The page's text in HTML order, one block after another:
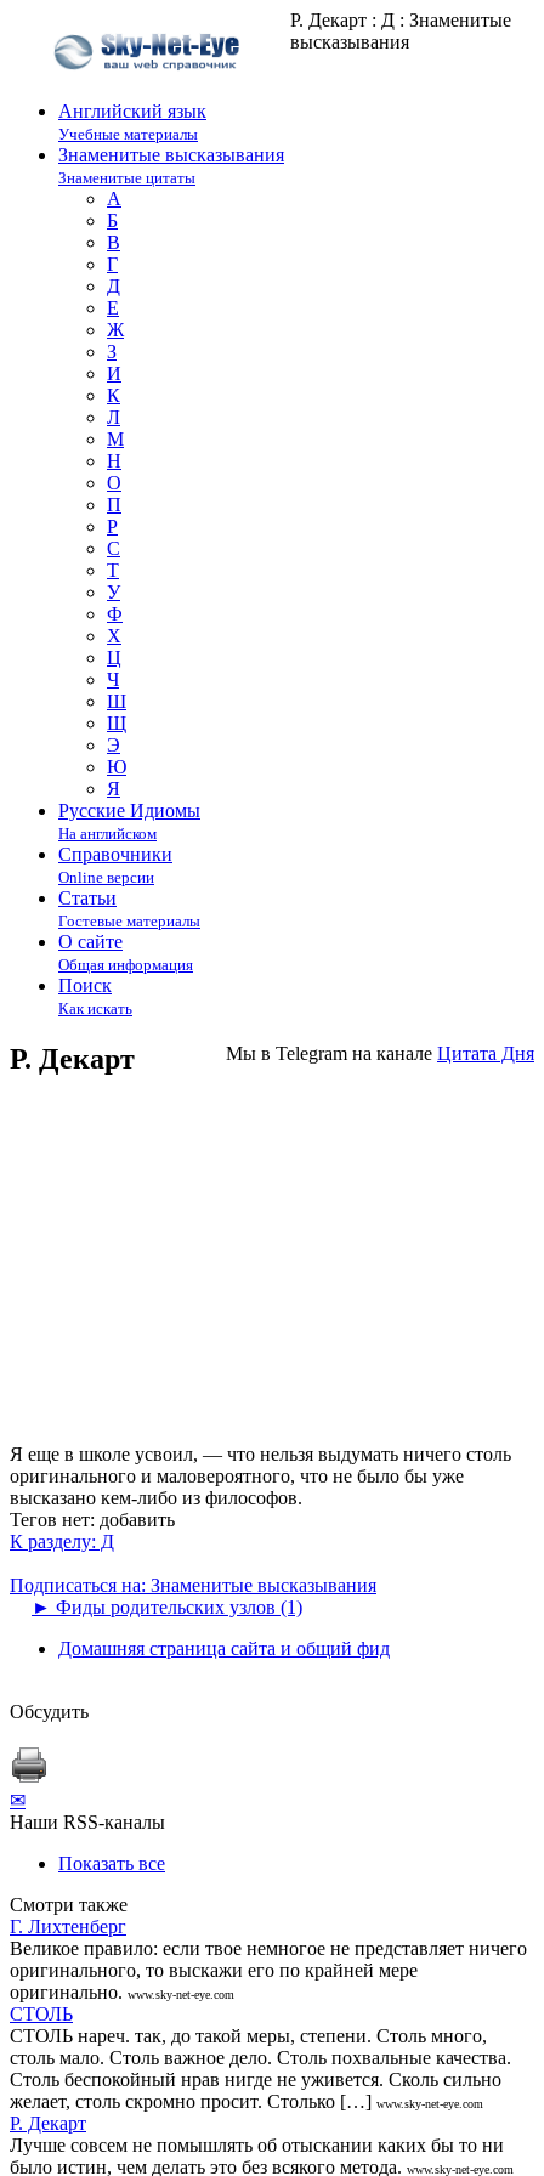
Р. Декарт : Д : Знаменитые
высказывания
Английский язык
Учебные материалы
Знаменитые высказывания
Знаменитые цитаты
А
Б
В
Г
Д
Е
Ж
З
И
К
Л
М
Н
О
П
Р
С
Т
У
Ф
Х
Ц
Ч
Ш
Щ
Э
Ю
Я
Русские Идиомы
На английском
Справочники
Online версии
Статьи
Гостевые материалы
О сайте
Общая информация
Поиск
Как искать
Мы в Telegram на канале Цитата Дня
Р. Декарт
Я еще в школе усвоил, — что нельзя выдумать ничего столь
оригинального и маловероятного, что не было бы уже
высказано кем-либо из философов.
Тегов нет: добавить
К разделу: Д
Подписаться на: Знаменитые высказывания
► Фиды родительских узлов (1)
Домашняя страница сайта и общий фид
Обсудить
✉
Наши RSS-каналы
Показать все
Смотри также
Г. Лихтенберг
Великое правило: если твое немногое не представляет ничего
оригинального, то выскажи его по крайней мере
оригинально. www.sky-net-eye.com
СТОЛЬ
СТОЛЬ нареч. так, до такой меры, степени. Столь много,
столь мало. Столь важное дело. Столь похвальные качества.
Столь беспокойный нрав нигде не уживется. Сколь сильно
желает, столь скромно просит. Столько […] www.sky-net-eye.com
Р. Декарт
Лучше совсем не помышлять об отыскании каких бы то ни
было истин, чем делать это без всякого метода. www.sky-net-eye.com